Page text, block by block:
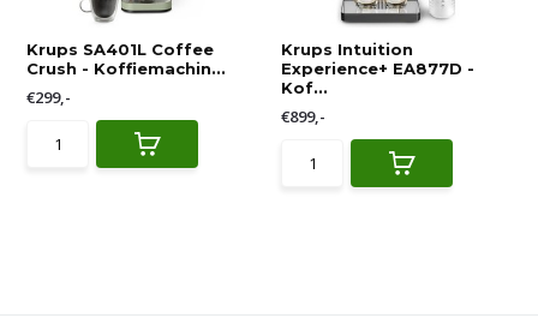
Krups SA401L Coffee
Crush - Koffiemachin...
€299,-
Krups Intuition
Experience+ EA877D -
Kof...
€899,-